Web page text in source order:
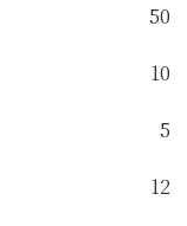
50
10
5
12